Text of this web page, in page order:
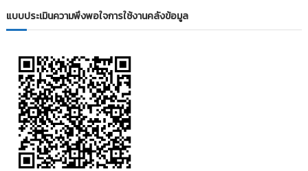
s
i
o
r
y
ค
ลั
ง
ล
ธั
แบบประเมินความพึงพอใจการใช้งานคลังข้อมูล